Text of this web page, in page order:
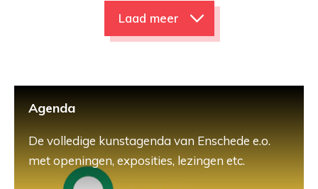
Laad meer
Agenda
De volledige kunstagenda van Enschede e.o.
met openingen, exposities, lezingen etc.